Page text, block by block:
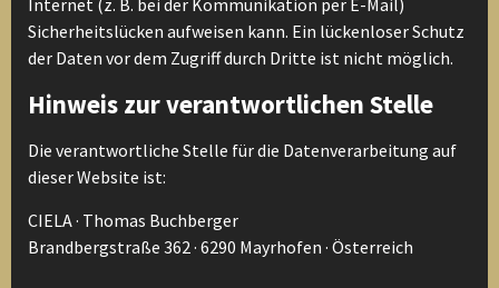
Internet (z. B. bei der Kommunikation per E-Mail)
Sicherheitslücken aufweisen kann. Ein lückenloser Schutz
der Daten vor dem Zugriff durch Dritte ist nicht möglich.
Hinweis zur verantwortlichen Stelle
Die verantwortliche Stelle für die Datenverarbeitung auf
dieser Website ist:
CIELA · Thomas Buchberger
Brandbergstraße 362 · 6290 Mayrhofen · Österreich